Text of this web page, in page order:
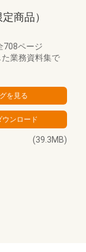
商品）
708ページ
業務資料集で
(39.3MB)